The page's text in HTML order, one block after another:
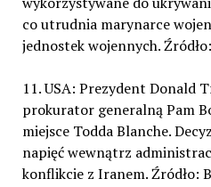
co utrudnia marynarce
jednostek wojennych.
11. USA: Prezydent Donald
prokurator generalną Pam
miejsce Todda Blanche.
napięć wewnątrz
konflikcie z Iranem. Źródło: